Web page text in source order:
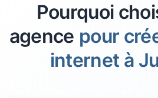
Pourquoi
agence pour
internet à